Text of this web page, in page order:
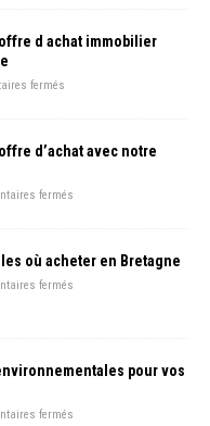
d achat immobilier
fermés
d’achat avec notre
fermés
où acheter en Bretagne
fermés
pour vos
fermés